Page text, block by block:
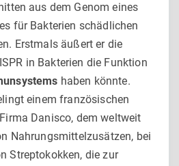
aus dem Genom eines
für Bakterien schädlichen
Erstmals äußert er die
in Bakterien die Funktion
haben könnte.
einem französischen
Danisco, dem weltweit
Nahrungsmittelzusätzen, bei
Streptokokken, die zur